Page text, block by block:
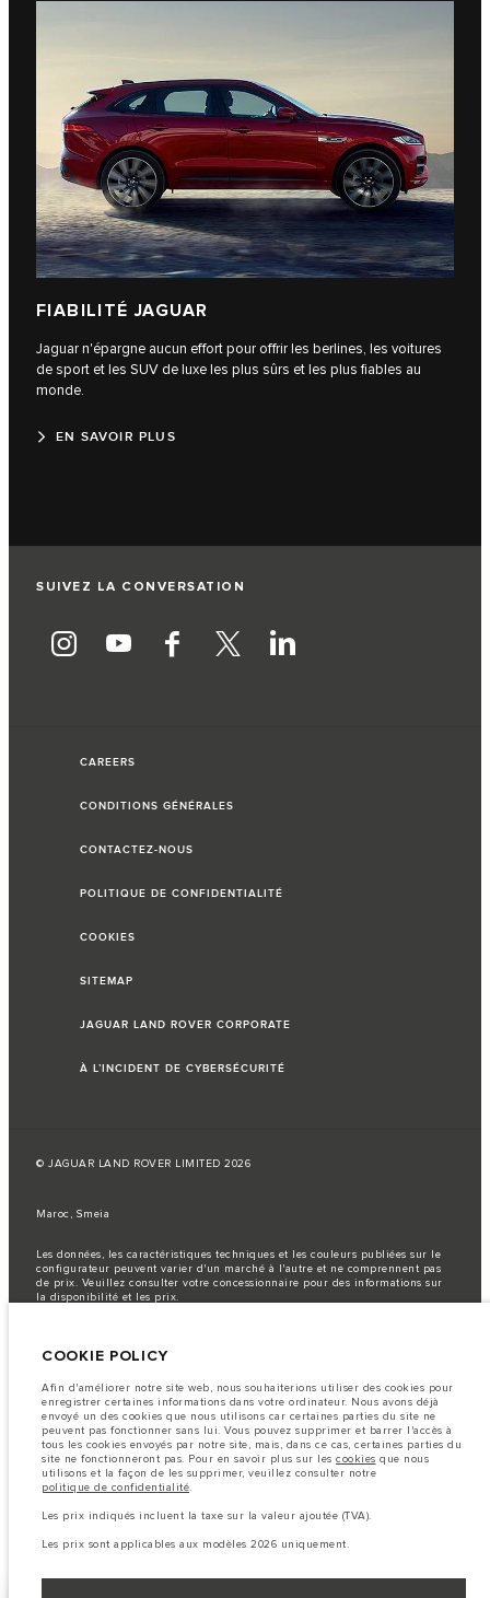
FIABILITÉ JAGUAR
Jaguar n'épargne aucun effort pour offrir les berlines, les voitures
de sport et les SUV de luxe les plus sûrs et les plus fiables au
monde.
EN SAVOIR PLUS
SUIVEZ LA CONVERSATION
CAREERS
CONDITIONS GÉNÉRALES
CONTACTEZ-NOUS
POLITIQUE DE CONFIDENTIALITÉ
COOKIES
SITEMAP
JAGUAR LAND ROVER CORPORATE
À L’INCIDENT DE CYBERSÉCURITÉ
© JAGUAR LAND ROVER LIMITED 2026
Maroc, Smeia
Les données, les caractéristiques techniques et les couleurs publiées sur le
configurateur peuvent varier d'un marché à l'autre et ne comprennent pas
de prix. Veuillez consulter votre concessionnaire pour des informations sur
la disponibilité et les prix.
spécifications de construction des véhicules, la disponibilité des options et
conséquent, les images utilisées actuellement sur le site Web peuvent ne pas
refléter entièrement les spécifications actuelles en ce qui concerne les
caractéristiques, les options, les finitions et les combinaisons de couleurs.
Veuillez consulter votre concessionnaire pour avoir confirmation des
restrictions actuelles et faire un choix éclairé
Les chiffres fournis proviennent de tests offi ciels effectués par le fabricant
conformément å la législation européenne en vigueur. La consommation
réelle de carburant d'un véhicule peut différer de celle obtenue dans ces
tests et ces chiffres sont fournis å des fins de comparaison uniquement.
Les prix sont applicables uniquement aux modèles produit en 2026.
COOKIE POLICY
Afin d'améliorer notre site web, nous souhaiterions utiliser des cookies pour
enregistrer certaines informations dans votre ordinateur. Nous avons déjà
envoyé un des cookies que nous utilisons car certaines parties du site ne
peuvent pas fonctionner sans lui. Vous pouvez supprimer et barrer l'accès à
tous les cookies envoyés par notre site, mais, dans ce cas, certaines parties du
site ne fonctionneront pas. Pour en savoir plus sur les cookies que nous
utilisons et la façon de les supprimer, veuillez consulter notre
politique de confidentialité.
Les prix indiqués incluent la taxe sur la valeur ajoutée (TVA).
Les prix sont applicables aux modèles 2026 uniquement.